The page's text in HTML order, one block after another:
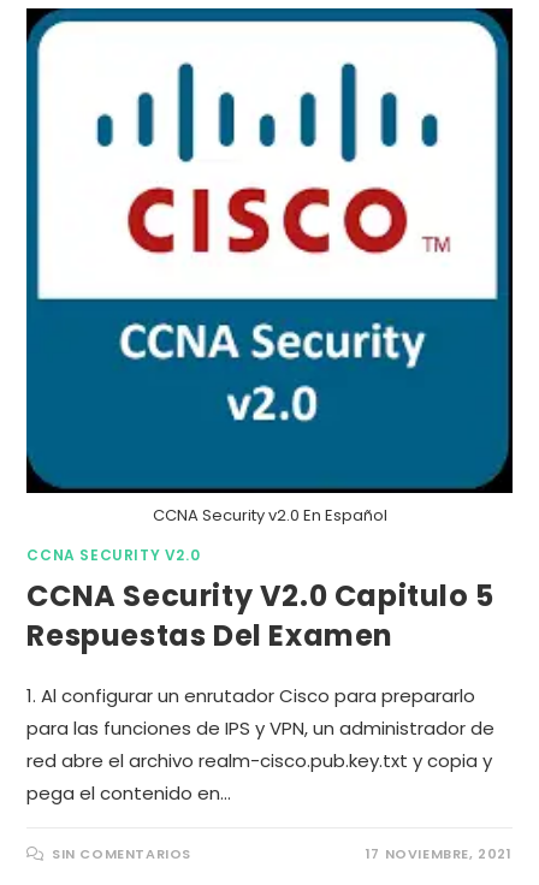
CCNA Security v2.0 En Español
CCNA SECURITY V2.0
CCNA Security V2.0 Capitulo 5
Respuestas Del Examen
1. Al configurar un enrutador Cisco para prepararlo
para las funciones de IPS y VPN, un administrador de
red abre el archivo realm-cisco.pub.key.txt y copia y
pega el contenido en…
SIN COMENTARIOS 17 NOVIEMBRE, 2021